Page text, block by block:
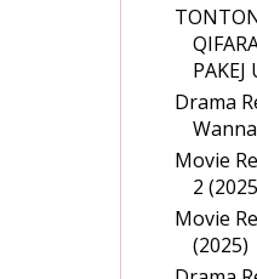
PAKEJ
Drama
Movie
2
Movie
(2025)